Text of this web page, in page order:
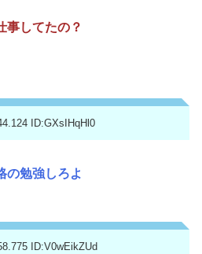
事してたの？
ID:GXsIHqHl0
の勉強しろよ
ID:V0wEikZUd